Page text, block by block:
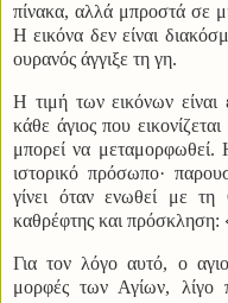
πίνακα, αλλά μπροστά σε
Η εικόνα δεν είναι
ουρανός άγγιξε τη γη.
Η τιμή των εικόνων είναι
κάθε άγιος που
μπορεί να μεταμορφωθεί.
ιστορικό πρόσωπο·
γίνει όταν ενωθεί με
καθρέφτης και πρόσκληση:
Για τον λόγο αυτό, ο
μορφές των Αγίων,